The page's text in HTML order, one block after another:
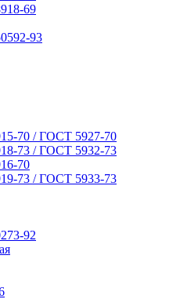
69
93
70 / ГОСТ 5927-70
73 / ГОСТ 5932-73
70
73 / ГОСТ 5933-73
92